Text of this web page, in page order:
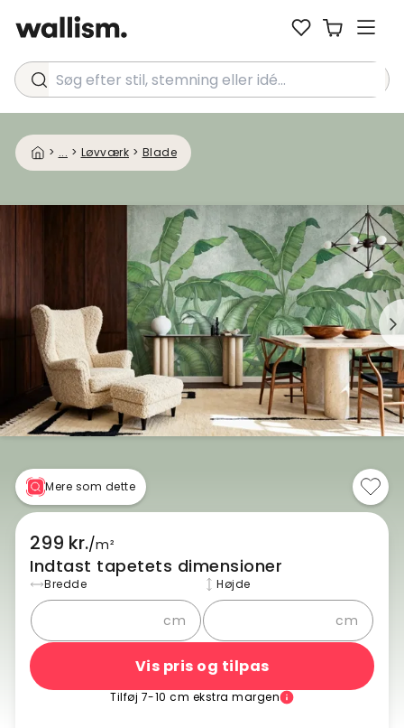
Søg efter stil, stemning eller idé...
> ... > Løvværk > Blade
Mere som dette
299 kr./m²
Indtast tapetets dimensioner
Bredde
cm
Højde
cm
Vis pris og tilpas
Tilføj 7-10 cm ekstra margen